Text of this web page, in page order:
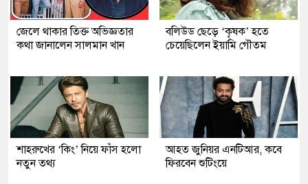
জেলে থাকার তিক্ত অভিজ্ঞতার
কথা জানালেন সালমান খান
বলিউড ছেড়ে ‘কৃষক’ হতে
চেয়েছিলেন ইয়ামি গৌতম
শাহরুখের ‘কিং’ নিয়ে ফাঁস হলো
নতুন তথ্য
আহত জুনিয়র এনটিআর, কবে
ফিরবেন শুটিংয়ে